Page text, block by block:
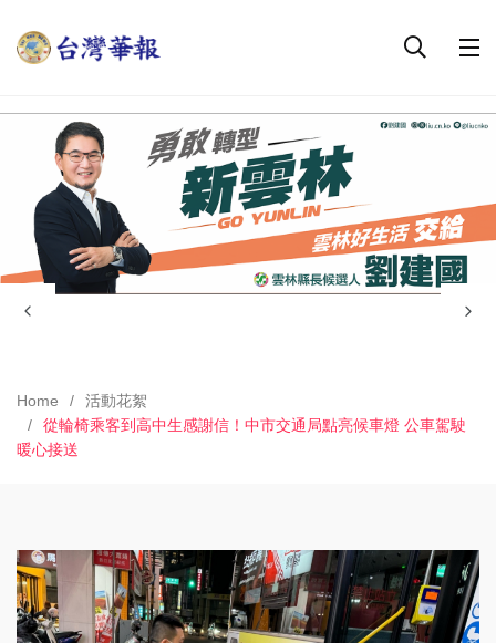
Home
活動花絮
從輪椅乘客到高中生感謝信！中市交通局點亮候車燈 公車駕駛
暖心接送